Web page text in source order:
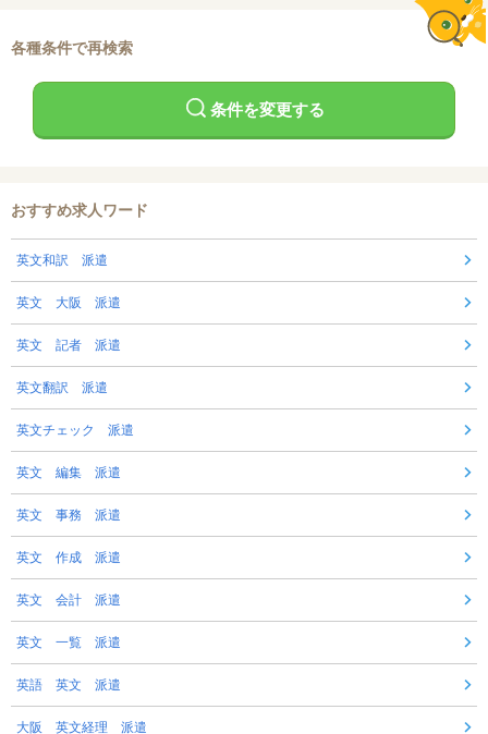
各種条件で再検索
条件を変更する
おすすめ求人ワード
英文和訳 派遣
英文 大阪 派遣
英文 記者 派遣
英文翻訳 派遣
英文チェック 派遣
英文 編集 派遣
英文 事務 派遣
英文 作成 派遣
英文 会計 派遣
英文 一覧 派遣
英語 英文 派遣
大阪 英文経理 派遣